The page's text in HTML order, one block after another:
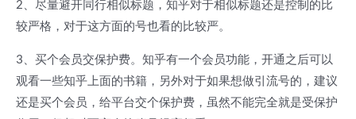
2、尽量避开同行相似标题，知乎对于相似标题还是控制的比
较严格，对于这方面的号也看的比较严。
3、买个会员交保护费。知乎有一个会员功能，开通之后可以
观看一些知乎上面的书籍，另外对于如果想做引流号的，建议
还是买个会员，给平台交个保护费，虽然不能完全就是受保护